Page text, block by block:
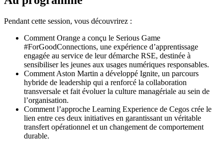
Pendant cette session, vous découvrirez :
Comment Orange a conçu le Serious Game
#ForGoodConnections, une expérience d’apprentissage
engagée au service de leur démarche RSE, destinée à
sensibiliser les jeunes aux usages numériques responsables.
Comment Aston Martin a développé Ignite, un parcours
hybride de leadership qui a renforcé la collaboration
transversale et fait évoluer la culture managériale au sein de
l’organisation.
Comment l’approche Learning Experience de Cegos crée le
lien entre ces deux initiatives en garantissant un véritable
transfert opérationnel et un changement de comportement
durable.